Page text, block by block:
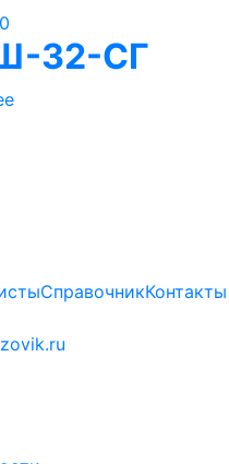
32-СГ
СправочникКонтакты